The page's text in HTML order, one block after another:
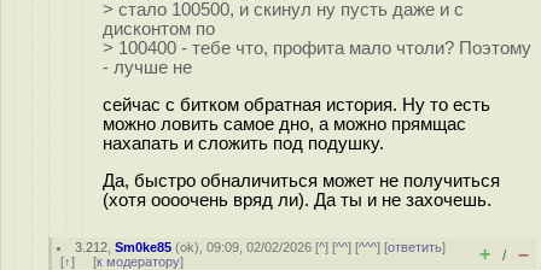
> стало 100500, и скинул ну пусть даже и с
дисконтом по
> 100400 - тебе что, профита мало чтоли? Поэтому
- лучше не
сейчас с битком обратная история. Ну то есть
можно ловить самое дно, а можно прямщас
нахапать и сложить под подушку.
Да, быстро обналичиться может не получиться
(хотя оооочень вряд ли). Да ты и не захочешь.
3.212 ,Sm0ke85 (ok), 09:09, 02/02/2026 [^] [^^] [^^^] [ответить]
[↑] [к модератору] + / –